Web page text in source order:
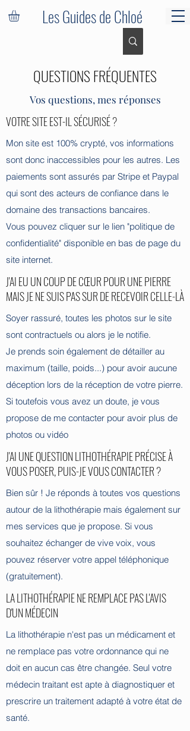
Les Guides de Chloé
QUESTIONS FRÉQUENTES
Vos questions, mes réponses
VOTRE SITE EST-IL SÉCURISÉ ?
Mon site est 100% crypté, vos informations
sont donc inaccessibles pour les autres. Les
paiements sont assurés par Stripe et Paypal
qui sont des acteurs de confiance dans le
domaine des transactions bancaires.
Vous pouvez cliquer sur le lien "politique de
confidentialité" disponible en bas de page du
site internet.
J'AI EU UN COUP DE CŒUR POUR UNE PIERRE
MAIS JE NE SUIS PAS SUR DE RECEVOIR CELLE-LÀ
Soyer rassuré, toutes les photos sur le site
sont contractuels ou alors je le notifie.
Je prends soin également de détailler au
maximum (taille, poids...) pour avoir aucune
déception lors de la réception de votre pierre.
Si toutefois vous avez un doute, je vous
propose de me contacter pour avoir plus de
photos ou vidéo
J'AI UNE QUESTION LITHOTHÉRAPIE PRÉCISE À
VOUS POSER, PUIS-JE VOUS CONTACTER ?
Bien sûr ! Je réponds à toutes vos questions
autour de la lithothérapie mais également sur
mes services que je propose. Si vous
souhaitez échanger de vive voix, vous
pouvez réserver votre appel téléphonique
(gratuitement).
LA LITHOTHÉRAPIE NE REMPLACE PAS L'AVIS
D'UN MÉDECIN
La lithothérapie n'est pas un médicament et
ne remplace pas votre ordonnance qui ne
doit en aucun cas être changée. Seul votre
médecin traitant est apte à diagnostiquer et
prescrire un traitement adapté à votre état de
santé.